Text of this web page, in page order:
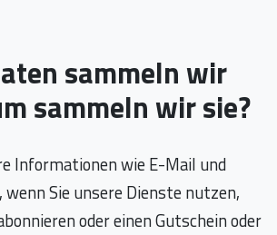
sammeln wir
sammeln wir sie?
Informationen wie E-Mail und
Sie unsere Dienste nutzen,
oder einen Gutschein oder